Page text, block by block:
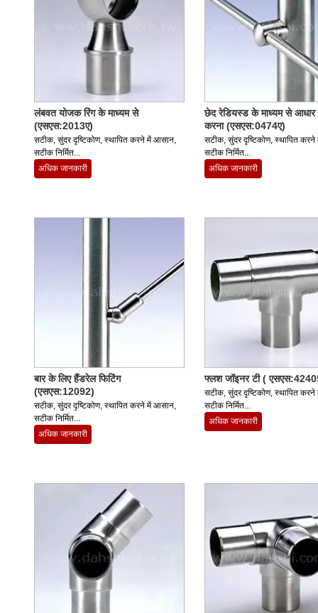
लंबवत योजक रिंग के माध्यम से
(एसएस:2013ए)
सटीक, सुंदर दृष्टिकोण, स्थापित करने में आसान,
सटीक निर्मित...
अधिक जानकारी
छेद रेडियस्ड के माध्यम से आधार
करना (एसएस:0474ए)
सटीक, सुंदर दृष्टिकोण, स्थापित
सटीक निर्मित...
अधिक जानकारी
बार के लिए हैंडरेल फिटिंग
(एसएस:12092)
सटीक, सुंदर दृष्टिकोण, स्थापित करने में आसान,
सटीक निर्मित...
अधिक जानकारी
फ्लश जॉइनर टी (
सटीक, सुंदर दृष्टिकोण, स्थापित
सटीक निर्मित...
अधिक जानकारी